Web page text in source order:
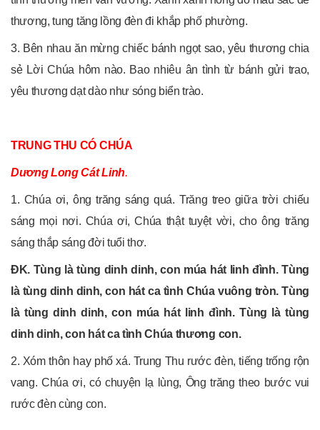
thương, tung tăng lồng đèn đi khắp phố phường.
3. Bên nhau ăn mừng chiếc bánh ngọt sao, yêu thương chia
sẻ Lời Chúa hôm nào. Bao nhiêu ân tình từ bánh gửi trao,
yêu thương dạt dào như sóng biển trào.
TRUNG THU CÓ CHÚA
Dương Long Cát Linh.
1. Chúa ơi, ông trăng sáng quá. Trăng treo giữa trời chiếu
sáng mọi nơi. Chúa ơi, Chúa thật tuyệt vời, cho ông trăng
sáng thắp sáng đời tuổi thơ.
ĐK. Tùng là tùng dinh dinh, con múa hát linh đình. Tùng
là tùng dinh dinh, con hát ca tình Chúa vuông tròn. Tùng
là tùng dinh dinh, con múa hát linh đình. Tùng là tùng
dinh dinh, con hát ca tình Chúa thương con.
2. Xóm thôn hay phố xá. Trung Thu rước đèn, tiếng trống rộn
vang. Chúa ơi, có chuyện lạ lùng, Ông trăng theo bước vui
rước đèn cùng con.